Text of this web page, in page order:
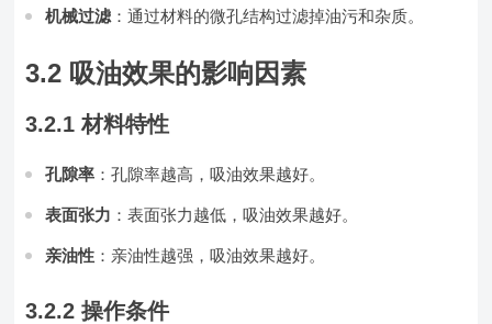
机械过滤 ：通过材料的微孔结构过滤掉油污和杂质。
3.2 吸油效果的影响因素
3.2.1 材料特性
孔隙率 ：孔隙率越高，吸油效果越好。
表面张力 ：表面张力越低，吸油效果越好。
亲油性 ：亲油性越强，吸油效果越好。
3.2.2 操作条件